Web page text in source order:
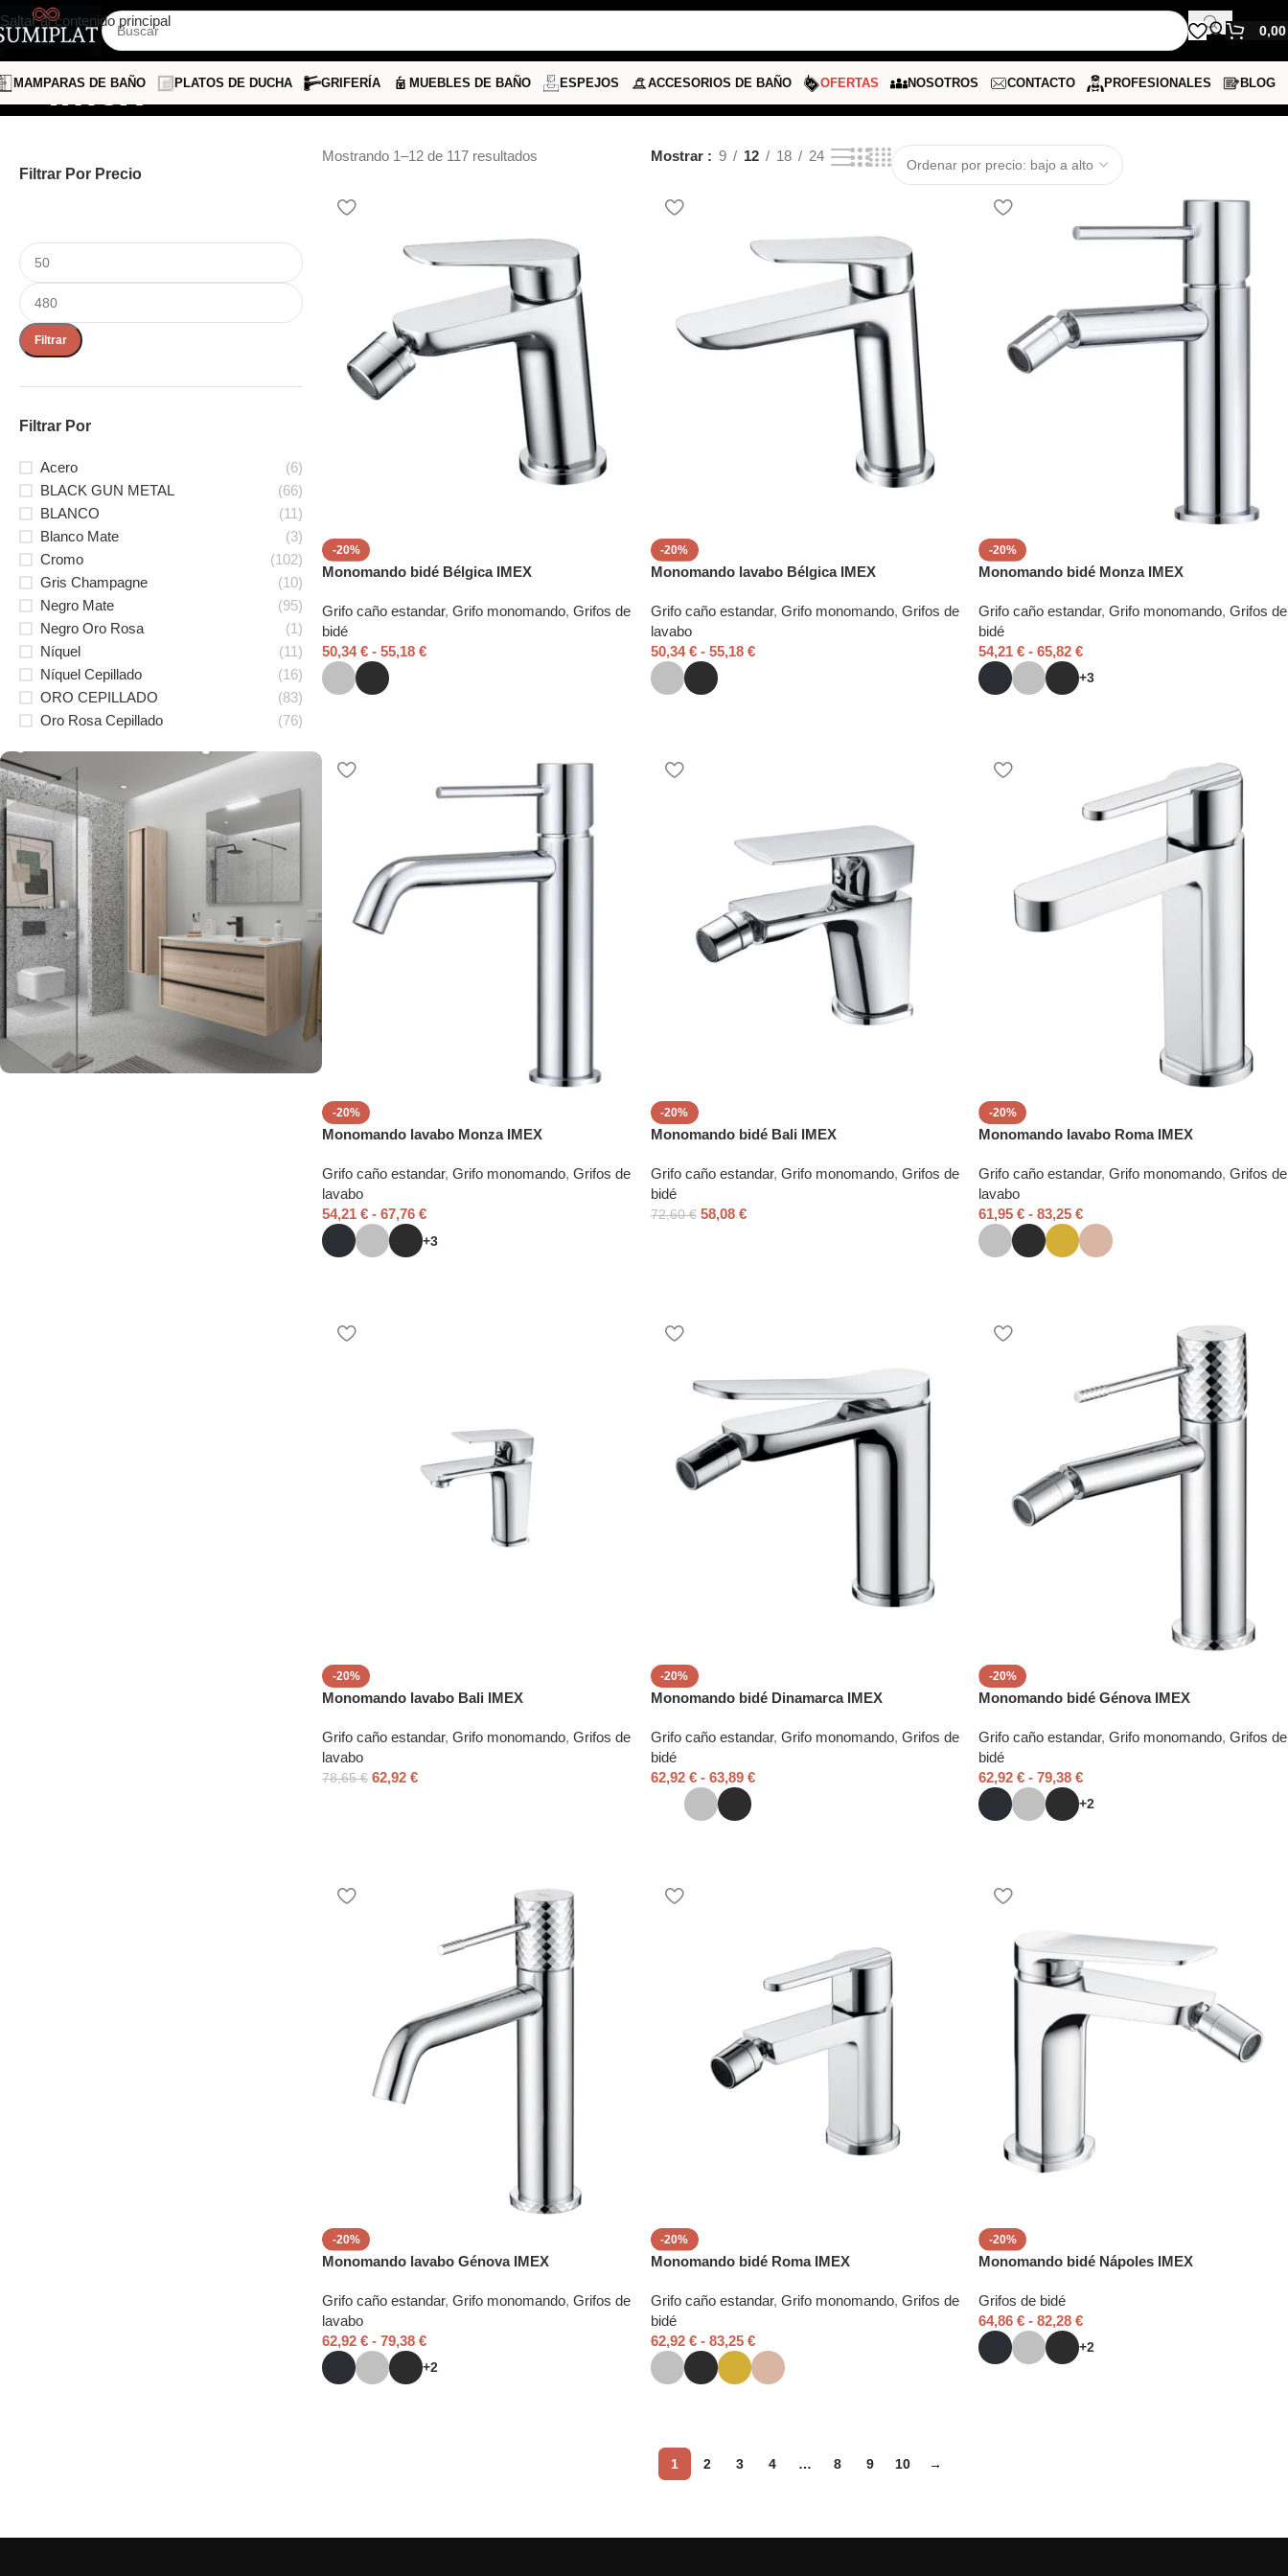
Saltar al contenido principal
MAMPARAS DE BAÑO PLATOS DE DUCHA GRIFERÍA MUEBLES DE BAÑO ESPEJOS ACCESORIOS DE BAÑO OFERTAS NOSOTROS CONTACTO PROFESIONALES BLOG
imex
Filtrar Por Precio
Filtrar
Filtrar Por
Acero
(6)
BLACK GUN METAL
(66)
BLANCO
(11)
Blanco Mate
(3)
Cromo
(102)
Gris Champagne
(10)
Negro Mate
(95)
Negro Oro Rosa
(1)
Níquel
(11)
Níquel Cepillado
(16)
ORO CEPILLADO
(83)
Oro Rosa Cepillado
(76)
Mostrando 1–12 de 117 resultados Mostrar 9 12 18 24
-20%
Monomando bidé Bélgica IMEX
Grifo caño estandar, Grifo monomando, Grifos de
bidé
50,34€ - 55,18 €
-20%
Monomando lavabo Bélgica IMEX
Grifo caño estandar, Grifo monomando, Grifos de
lavabo
50,34€ - 55,18 €
-20%
Monomando bidé Monza IMEX
Grifo caño estandar, Grifo monomando, Grifos de
bidé
54,21€ - 65,82€
+3
-20%
Monomando lavabo Monza IMEX
Grifo caño estandar, Grifo monomando, Grifos de
lavabo
54,21 € - 67,76 €
+3
-20%
Monomando bidé Bali IMEX
Grifo caño estandar, Grifo monomando, Grifos de
bidé
72,60€ 58,08 €
-20%
Monomando lavabo Roma IMEX
Grifo caño estandar, Grifo monomando, Grifos de
lavabo
61,95€ - 83,25€
-20%
Monomando lavabo Bali IMEX
Grifo caño estandar, Grifo monomando, Grifos de
lavabo
78,65€ 62,92 €
-20%
Monomando bidé Dinamarca IMEX
Grifo caño estandar, Grifo monomando, Grifos de
bidé
62,92 € - 63,89 €
-20%
Monomando bidé Génova IMEX
Grifo caño estandar, Grifo monomando, Grifos de
bidé
62,92€ - 79,38€
+2
-20%
Monomando lavabo Génova IMEX
Grifo caño estandar, Grifo monomando, Grifos de
lavabo
62,92 € - 79,38 €
+2
-20%
Monomando bidé Roma IMEX
Grifo caño estandar, Grifo monomando, Grifos de
bidé
62,92 € - 83,25 €
-20%
Monomando bidé Nápoles IMEX
Grifos de bidé
64,86€ - 82,28€
+2
1 2 3 4 … 8 9 10 →